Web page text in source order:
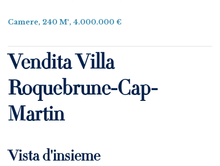
Camere, 240 M², 4.000.000 €
Vendita Villa
Roquebrune-Cap-
Martin
Vista d'insieme